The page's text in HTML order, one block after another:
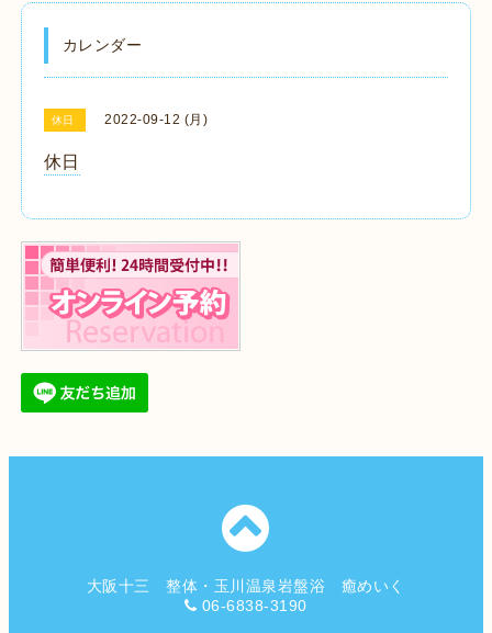
カレンダー
休日 2022-09-12 (月)
休日
大阪十三 整体・玉川温泉岩盤浴 癒めいく
06-6838-3190